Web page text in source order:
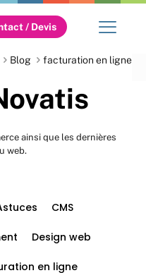
/ Devis
Blog facturation en ligne
ainsi que les dernières
web.
CMS
Design web
en ligne